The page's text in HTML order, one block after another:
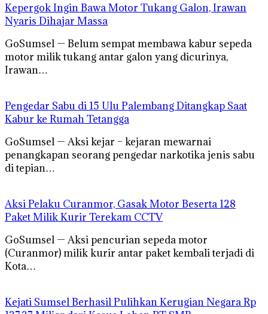
Kepergok Ingin Bawa Motor Tukang Galon, Irawan
Nyaris Dihajar Massa
GoSumsel — Belum sempat membawa kabur sepeda
motor milik tukang antar galon yang dicurinya,
Irawan…
Pengedar Sabu di 15 Ulu Palembang Ditangkap Saat
Kabur ke Rumah Tetangga
GoSumsel — Aksi kejar – kejaran mewarnai
penangkapan seorang pengedar narkotika jenis sabu
di tepian…
Aksi Pelaku Curanmor, Gasak Motor Beserta 128
Paket Milik Kurir Terekam CCTV
GoSumsel — Aksi pencurian sepeda motor
(Curanmor) milik kurir antar paket kembali terjadi di
Kota…
Kejati Sumsel Berhasil Pulihkan Kerugian Negara Rp